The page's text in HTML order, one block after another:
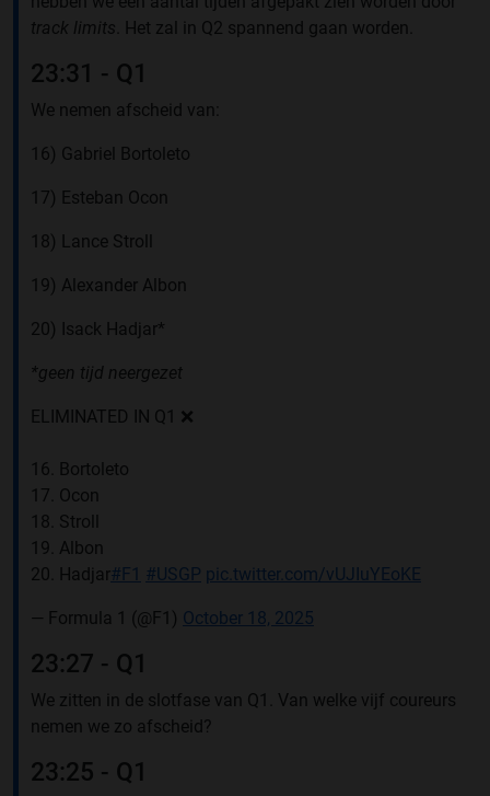
track limits . Het zal in Q2 spannend gaan worden.
23:31 - Q1
We nemen afscheid van:
16) Gabriel Bortoleto
17) Esteban Ocon
18) Lance Stroll
19) Alexander Albon
20) Isack Hadjar*
*geen tijd neergezet
ELIMINATED IN Q1 ❌
16. Bortoleto
17. Ocon
18. Stroll
19. Albon
20. Hadjar#F1 #USGP pic.twitter.com/vUJIuYEoKE
— Formula 1 (@F1) October 18, 2025
23:27 - Q1
We zitten in de slotfase van Q1. Van welke vijf coureurs
nemen we zo afscheid?
23:25 - Q1